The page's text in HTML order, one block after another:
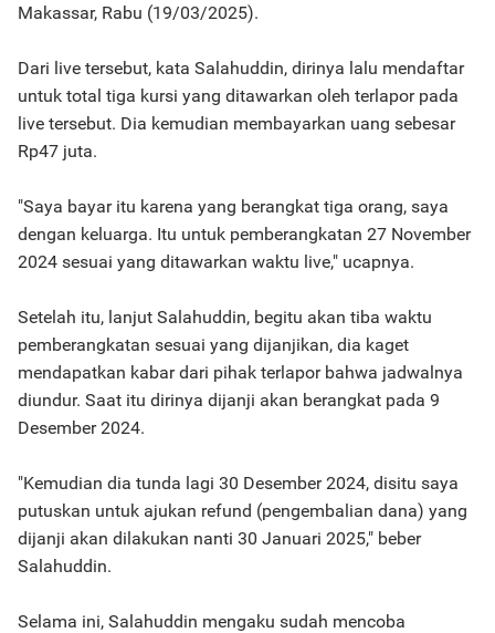
Makassar, Rabu (19/03/2025).
Dari live tersebut, kata Salahuddin, dirinya lalu mendaftar
untuk total tiga kursi yang ditawarkan oleh terlapor pada
live tersebut. Dia kemudian membayarkan uang sebesar
Rp47 juta.
"Saya bayar itu karena yang berangkat tiga orang, saya
dengan keluarga. Itu untuk pemberangkatan 27 November
2024 sesuai yang ditawarkan waktu live," ucapnya.
Setelah itu, lanjut Salahuddin, begitu akan tiba waktu
pemberangkatan sesuai yang dijanjikan, dia kaget
mendapatkan kabar dari pihak terlapor bahwa jadwalnya
diundur. Saat itu dirinya dijanji akan berangkat pada 9
Desember 2024.
"Kemudian dia tunda lagi 30 Desember 2024, disitu saya
putuskan untuk ajukan refund (pengembalian dana) yang
dijanji akan dilakukan nanti 30 Januari 2025," beber
Salahuddin.
Selama ini, Salahuddin mengaku sudah mencoba